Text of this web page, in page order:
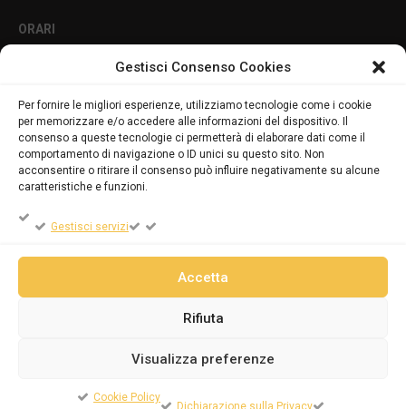
Gestisci Consenso Cookies
Per fornire le migliori esperienze, utilizziamo tecnologie come i cookie
per memorizzare e/o accedere alle informazioni del dispositivo. Il
consenso a queste tecnologie ci permetterà di elaborare dati come il
comportamento di navigazione o ID unici su questo sito. Non
acconsentire o ritirare il consenso può influire negativamente su alcune
caratteristiche e funzioni.
Gestisci servizi
Accetta
Rifiuta
Visualizza preferenze
Cookie Policy
Dichiarazione sulla Privacy
ORARI
PRIVACY E COOKIES
DICHIARAZIONE SULLA PRIVACY (UE)
COOKIE POLICY (UE)
sono riservati